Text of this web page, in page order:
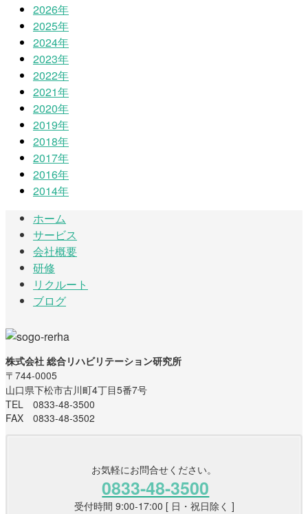
2026年
2025年
2024年
2023年
2022年
2021年
2020年
2019年
2018年
2017年
2016年
2014年
ホーム
サービス
会社概要
研修
リクルート
ブログ
株式会社 総合リハビリテーション研究所
〒744-0005
山口県下松市古川町4丁目5番7号
TEL 0833-48-3500
FAX 0833-48-3502
お気軽にお問合せください。
0833-48-3500
受付時間 9:00-17:00 [ 日・祝日除く ]